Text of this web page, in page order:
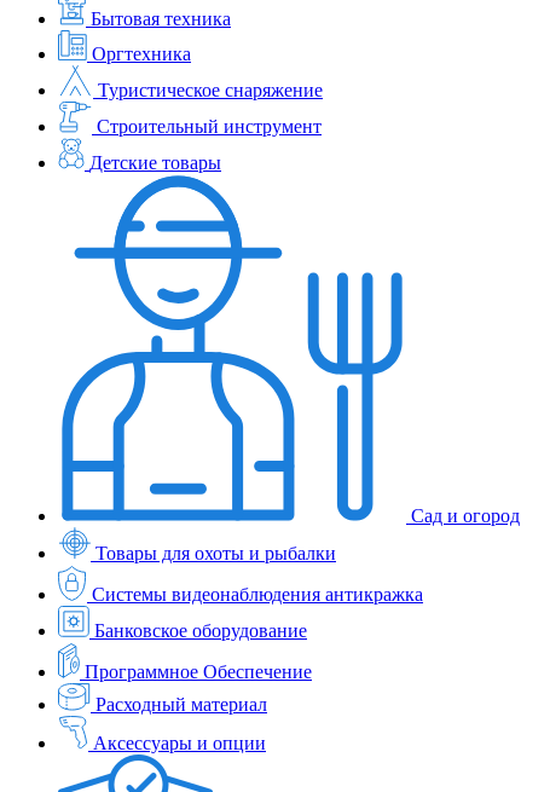
Бытовая техника
Оргтехника
Туристическое снаряжение
Строительный инструмент
Детские товары
Сад и огород
Товары для охоты и рыбалки
Системы видеонаблюдения антикражка
Банковское оборудование
Программное Обеспечение
Расходный материал
Аксессуары и опции